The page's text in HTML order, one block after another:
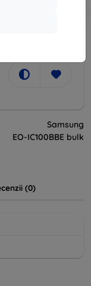
Samsung
EO-IC100BBE bulk
(0)